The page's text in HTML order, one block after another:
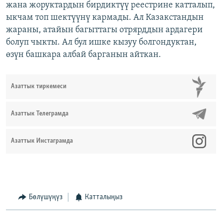
жана жоруктардын бирдиктүү реестрине катталып,
ыкчам топ шектүүнү кармады. Ал Казакстандын
жараны, атайын багыттагы отрярддын ардагери
болуп чыкты. Ал бул ишке кызуу болгондуктан,
өзүн башкара албай барганын айткан.
Азаттык тиркемеси
Азаттык Телеграмда
Азаттык Инстаграмда
Бөлүшүңүз Катталыңыз